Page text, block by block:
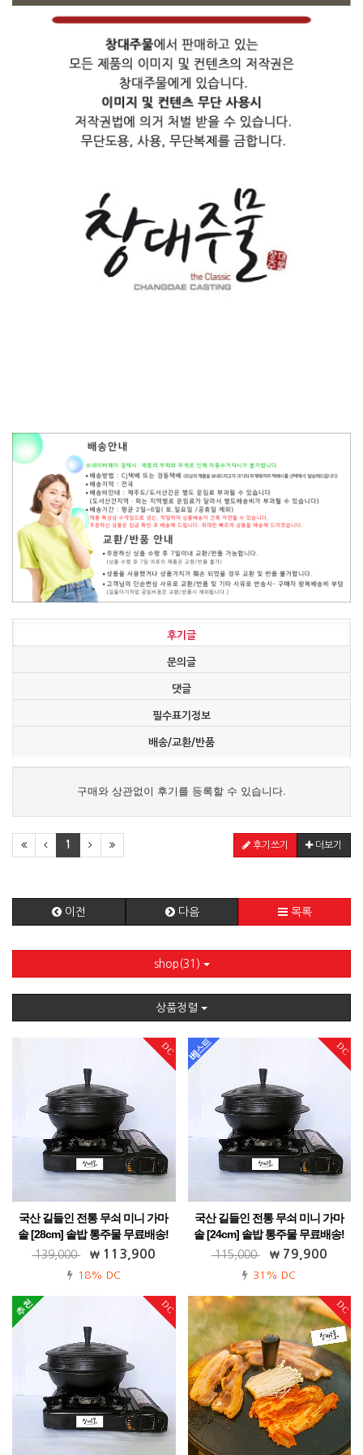
후기글
문의글
댓글
필수표기정보
배송/교환/반품
구매와 상관없이 후기를 등록할 수 있습니다.
1 후기쓰기 더보기
이전 다음 목록
shop(31)
상품정렬
DC
국산 길들인 전통 무쇠 미니 가마
솥 [28cm] 솥밥 통주물 무료배송!
가정용 업소용 캠핑용 식당용! 다양한 활
139,000 113,900
18% DC
DC
국산 길들인 전통 무쇠 미니 가마
솥 [24cm] 솥밥 통주물 무료배송!
가정용 업소용 캠핑용 식당용! 다양한 활
115,000 79,900
31% DC
DC DC